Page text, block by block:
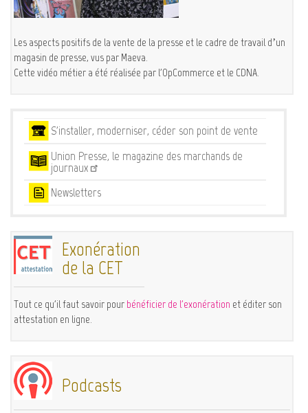
Les aspects positifs de la vente de la presse et le cadre de travail d’un
magasin de presse, vus par Maeva.
Cette vidéo métier a été réalisée par l'OpCommerce et le CDNA.
Services
S'installer, moderniser, céder son point de vente
Union Presse, le magazine des marchands de
journaux
Newsletters
Exonération
de la CET
Tout ce qu'il faut savoir pour bénéficier de l'exonération et éditer son
attestation en ligne.
Podcasts